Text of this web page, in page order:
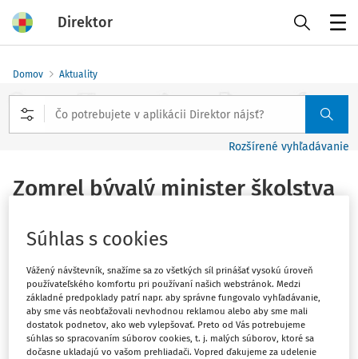
Direktor
Domov Aktuality
Rozšírené vyhľadávanie
Zomrel bývalý minister školstva
Vydané:13. 5. 2021
Vo veku 64 rokov zomrel bývalý primátor Bratislavy,
exminister školstva a vysokoškolský pedagóg Milan
Ftáčnik.
Súhlas s cookies
Vážený návštevník, snažíme sa zo všetkých síl prinášať vysokú úroveň
používateľského komfortu pri používaní našich webstránok. Medzi
základné predpoklady patrí napr. aby správne fungovalo vyhľadávanie,
aby sme vás neobťažovali nevhodnou reklamou alebo aby sme mali
dostatok podnetov, ako web vylepšovať. Preto od Vás potrebujeme
súhlas so spracovaním súborov cookies, t. j. malých súborov, ktoré sa
dočasne ukladajú vo vašom prehliadači. Vopred ďakujeme za udelenie